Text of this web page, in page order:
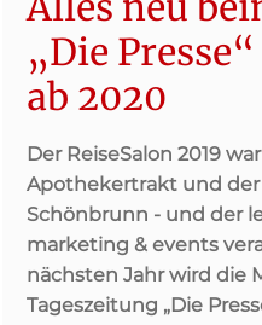
„Die
ab 2020
Der ReiseSalon 2019
Apothekertrakt und der
Schönbrunn - und der
marketing & events
nächsten Jahr wird die
Tageszeitung „Die